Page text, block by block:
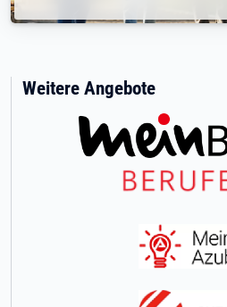
Weitere Angebote